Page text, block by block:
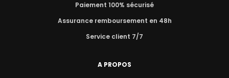
Paiement 100% sécurisé
Assurance remboursement en 48h
Service client 7/7
A PROPOS